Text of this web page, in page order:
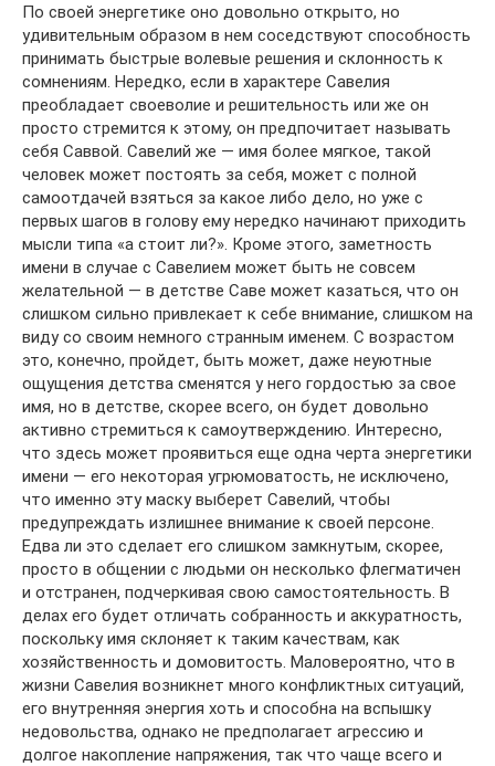
По своей энергетике оно довольно открыто, но
удивительным образом в нем соседствуют способность
принимать быстрые волевые решения и склонность к
сомнениям. Нередко, если в характере Савелия
преобладает своеволие и решительность или же он
просто стремится к этому, он предпочитает называть
себя Саввой. Савелий же — имя более мягкое, такой
человек может постоять за себя, может с полной
самоотдачей взяться за какое либо дело, но уже с
первых шагов в голову ему нередко начинают приходить
мысли типа «а стоит ли?». Кроме этого, заметность
имени в случае с Савелием может быть не совсем
желательной — в детстве Саве может казаться, что он
слишком сильно привлекает к себе внимание, слишком на
виду со своим немного странным именем. С возрастом
это, конечно, пройдет, быть может, даже неуютные
ощущения детства сменятся у него гордостью за свое
имя, но в детстве, скорее всего, он будет довольно
активно стремиться к самоутверждению. Интересно,
что здесь может проявиться еще одна черта энергетики
имени — его некоторая угрюмоватость, не исключено,
что именно эту маску выберет Савелий, чтобы
предупреждать излишнее внимание к своей персоне.
Едва ли это сделает его слишком замкнутым, скорее,
просто в общении с людьми он несколько флегматичен
и отстранен, подчеркивая свою самостоятельность. В
делах его будет отличать собранность и аккуратность,
поскольку имя склоняет к таким качествам, как
хозяйственность и домовитость. Маловероятно, что в
жизни Савелия возникнет много конфликтных ситуаций,
его внутренняя энергия хоть и способна на вспышку
недовольства, однако не предполагает агрессию и
долгое накопление напряжения, так что чаще всего и